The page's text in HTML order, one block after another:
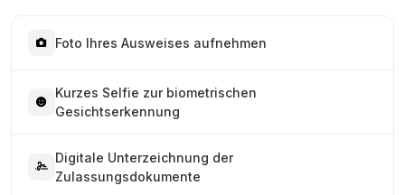
Foto Ihres Ausweises aufnehmen
Kurzes Selfie zur biometrischen
Gesichtserkennung
Digitale Unterzeichnung der
Zulassungsdokumente